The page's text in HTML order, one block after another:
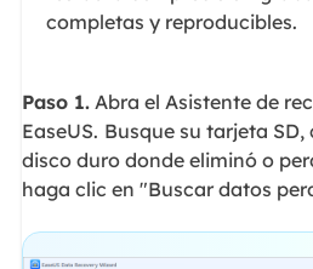
completas y reproducibles.
Paso 1.Abra el Asistente de
EaseUS. Busque su tarjeta
disco duro donde eliminó o
haga clic en "Buscar datos